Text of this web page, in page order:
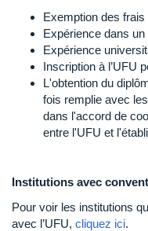
Exemption des frais
Expérience dans
Expérience
Inscription à l’UFU
L'obtention du
fois remplie avec
dans l'accord de
entre l'UFU et
Institutions avec
Pour voir les institutions
avec l’UFU, cliquez ici.